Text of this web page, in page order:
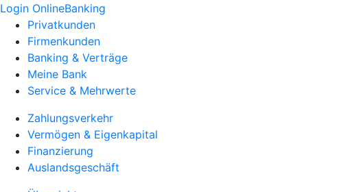
Login OnlineBanking
Privatkunden
Firmenkunden
Banking & Verträge
Meine Bank
Service & Mehrwerte
Zahlungsverkehr
Vermögen & Eigenkapital
Finanzierung
Auslandsgeschäft